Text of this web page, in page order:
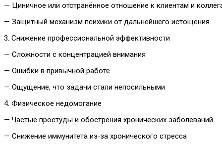
— Циничное или отстранённое отношение к клиентам и
— Защитный механизм психики от дальнейшего истощения
3. Снижение профессиональной эффективности
— Сложности с концентрацией внимания
— Ошибки в привычной работе
— Ощущение, что задачи стали непосильными
4. Физическое недомогание
— Частые простуды и обострения хронических заболеваний
— Снижение иммунитета из‑за хронического стресса